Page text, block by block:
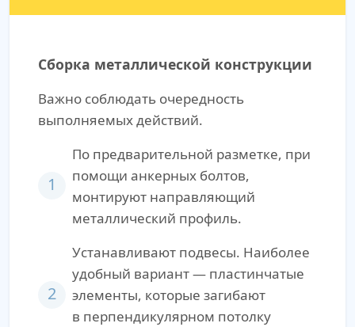
Сборка металлической конструкции
Важно соблюдать очередность
выполняемых действий.
1
По предварительной разметке, при
помощи анкерных болтов,
монтируют направляющий
металлический профиль.
2
Устанавливают подвесы. Наиболее
удобный вариант — пластинчатые
элементы, которые загибают
в перпендикулярном потолку